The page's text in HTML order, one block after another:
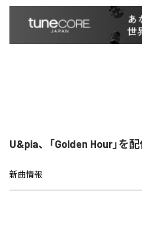
U&pia、「Golden Hour」を
新曲情報